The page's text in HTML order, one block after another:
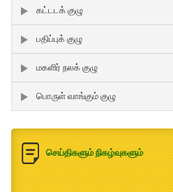
கட்டடக் குழு
பதிப்புக் குழு
மகளிர் நலக் குழு
பொருள் வாங்கும் குழு
செய்திகளும் நிகழ்வுகளும்